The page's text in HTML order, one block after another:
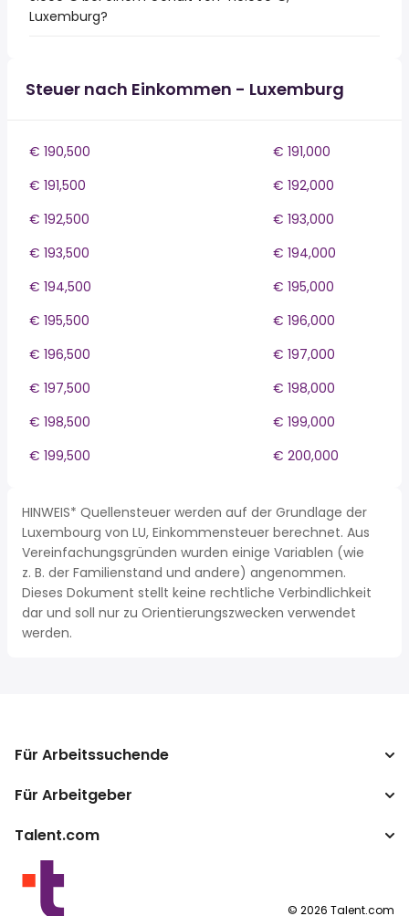
Luxemburg?
Steuer nach Einkommen - Luxemburg
€ 190,500
€ 191,000
€ 191,500
€ 192,000
€ 192,500
€ 193,000
€ 193,500
€ 194,000
€ 194,500
€ 195,000
€ 195,500
€ 196,000
€ 196,500
€ 197,000
€ 197,500
€ 198,000
€ 198,500
€ 199,000
€ 199,500
€ 200,000
HINWEIS* Quellensteuer werden auf der Grundlage der
Luxembourg von LU, Einkommensteuer berechnet. Aus
Vereinfachungsgründen wurden einige Variablen (wie
z. B. der Familienstand und andere) angenommen.
Dieses Dokument stellt keine rechtliche Verbindlichkeit
dar und soll nur zu Orientierungszwecken verwendet
werden.
Für Arbeitssuchende
Jobs suchen
Gehaltsumrechner
Für Arbeitgeber
Unternehmen
Publisher Programm
Talent.com
Mehr Länder
Nutzungsbedingungen
© 2026 Talent.com